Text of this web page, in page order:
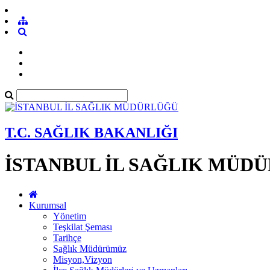
T.C. SAĞLIK BAKANLIĞI
İSTANBUL İL SAĞLIK
Kurumsal
Yönetim
Teşkilat Şeması
Tarihçe
Sağlık Müdürümüz
Misyon,Vizyon